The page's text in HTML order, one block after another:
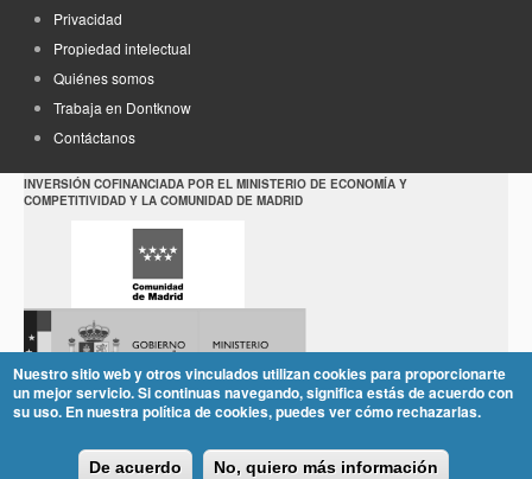
Privacidad
Propiedad intelectual
Quiénes somos
Trabaja en Dontknow
Contáctanos
INVERSIÓN COFINANCIADA POR EL MINISTERIO DE ECONOMÍA Y
COMPETITIVIDAD Y LA COMUNIDAD DE MADRID
Nuestro sitio web y otros vinculados utilizan cookies para proporcionarte
un mejor servicio. Si continuas navegando, significa estás de acuerdo con
su uso. En nuestra política de cookies, puedes ver cómo rechazarlas.
De acuerdo No, quiero más información